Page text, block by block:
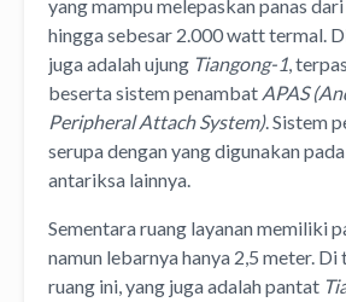
yang mampu melepaskan panas
hingga sebesar 2.000 watt termal.
juga adalah ujung Tiangong-1,
beserta sistem penambat APAS
Peripheral Attach System). Sistem
serupa dengan yang digunakan
antariksa lainnya.
Sementara ruang layanan memiliki
namun lebarnya hanya 2,5 meter.
ruang ini, yang juga adalah pantat